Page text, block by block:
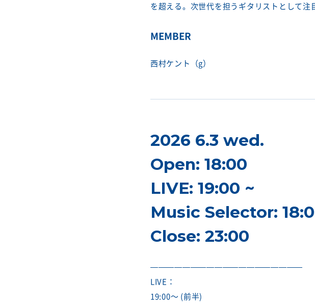
を超える。次世代を担うギタリストとして注
MEMBER
西村ケント（g）
2026 6.3 wed.
Open: 18:00
LIVE: 19:00 ~
Music Selector:
Close: 23:00
———————————————————
LIVE：
19:00〜 (前半)